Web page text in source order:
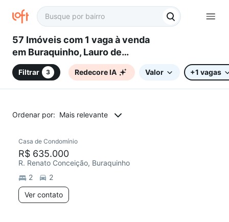
57 Imóveis com 1 vaga à venda
em Buraquinho, Lauro de
Freitas, BA
Filtrar 3 Redecore IA Valor +1 vagas
Ordenar por: Mais relevante
Casa de Condomínio
R$ 635.000
R. Renato Conceição, Buraquinho
2
2
Ver contato